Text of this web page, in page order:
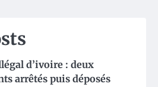
d’ivoire : deux
arrêtés puis déposés